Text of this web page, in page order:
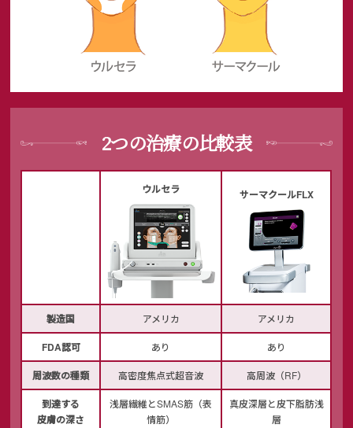
2つの治療の比較表
ウルセラ サーマクールFLX
製造国 アメリカ アメリカ
FDA認可 あり あり
周波数の種類 高密度焦点式超音波 高周波（RF）
到達する
皮膚の深さ
浅層繊維とSMAS筋（表
情筋）
真皮深層と皮下脂肪浅
層